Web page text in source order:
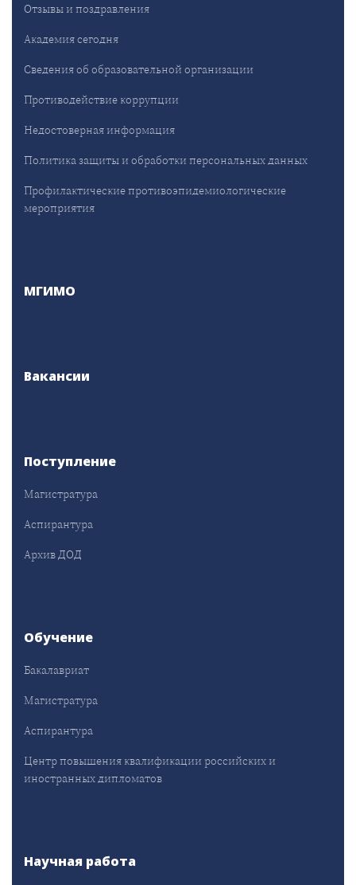
Отзывы и поздравления
Академия сегодня
Сведения об образовательной организации
Противодействие коррупции
Недостоверная информация
Политика защиты и обработки персональных данных
Профилактические противоэпидемиологические
мероприятия
МГИМО
Вакансии
Поступление
Магистратура
Аспирантура
Архив ДОД
Обучение
Бакалавриат
Магистратура
Аспирантура
Центр повышения квалификации российских и
иностранных дипломатов
Научная работа